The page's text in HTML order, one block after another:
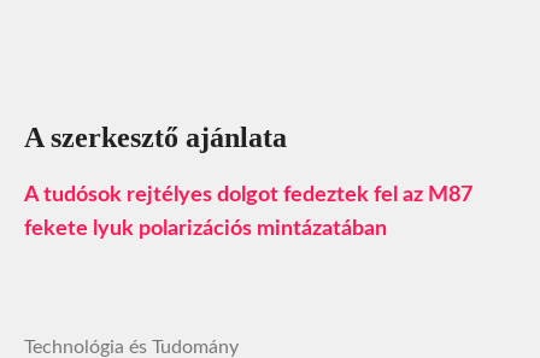
A szerkesztő ajánlata
A tudósok rejtélyes dolgot fedeztek fel az M87
fekete lyuk polarizációs mintázatában
Technológia és Tudomány